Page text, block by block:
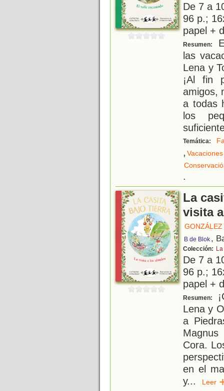
De 7 a
96 p.;
papel +
Resumen:
las
Lena y
¡Al fin
amigos,
a todas
los
Temática:
, Vacaciones
.
La
visita
GONZÁLEZ
B de Blok ,
Colección:
De 7 a
96 p.;
papel +
Resumen:
Lena y
a
Cora.
en el
y...